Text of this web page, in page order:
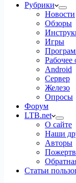
Рубрики
Новости
Обзоры
Игры
Рабочее
Android
Сервер
Железо
Опросы
Форум
LTB.net
О сайте
Наши
Авторы
Статьи